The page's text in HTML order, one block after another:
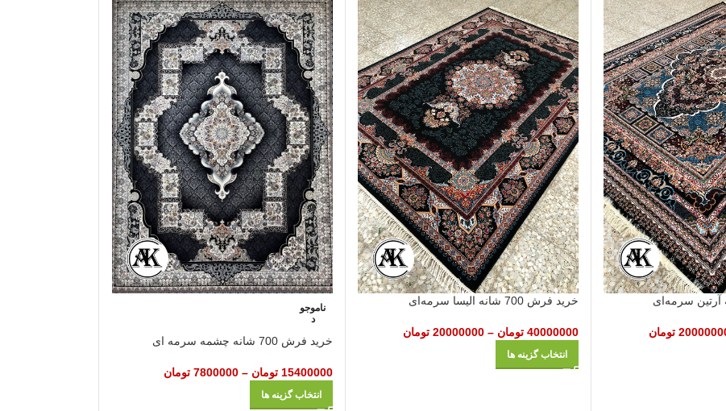
تومان
خرید فرش 700 شانه الیسا سرمه‌ای
40000000 تومان –
20000000 تومان
انتخاب گزینه ها
ناموجو
د
خرید فرش 700 شانه چشمه سرمه‌ ای
15400000 تومان –
7800000 تومان
انتخاب گزینه ها